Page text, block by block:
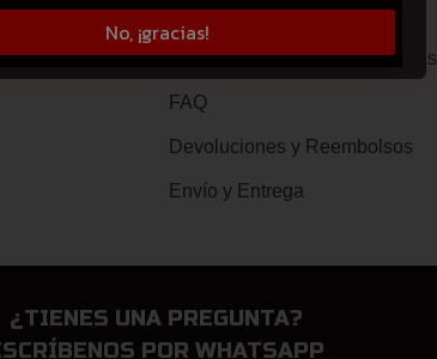
Quiénes Somos
Trabaja con nosotros - Carreras
FAQ
Devoluciones y Reembolsos
Envío y Entrega
¿TIENES UNA PREGUNTA?
POR WHATSAPP
No, ¡gracias!